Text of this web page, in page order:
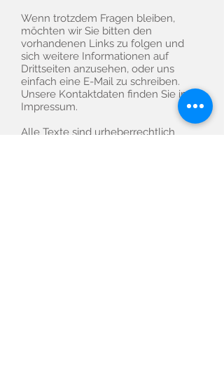
Wenn trotzdem Fragen bleiben,
möchten wir Sie bitten den
vorhandenen Links zu folgen und
sich weitere Informationen auf
Drittseiten anzusehen, oder uns
einfach eine E-Mail zu schreiben.
Unsere Kontaktdaten finden Sie im
Impressum.
Alle Texte sind urheberrechtlich